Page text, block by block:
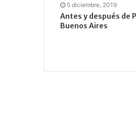
5 diciembre, 2019
Antes y después de
Buenos Aires